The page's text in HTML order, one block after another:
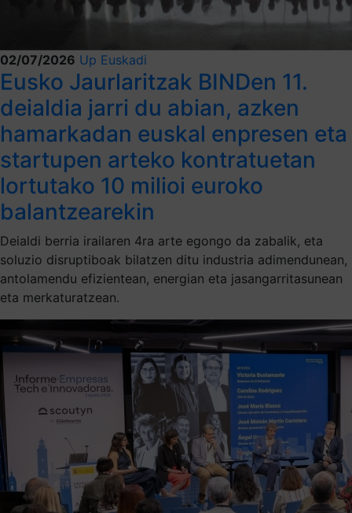
02/07/2026 Up Euskadi
Eusko Jaurlaritzak BINDen 11.
deialdia jarri du abian, azken
hamarkadan euskal enpresen eta
startupen arteko kontratuetan
lortutako 10 milioi euroko
balantzearekin
Deialdi berria irailaren 4ra arte egongo da zabalik, eta
soluzio disruptiboak bilatzen ditu industria adimendunean,
antolamendu efizientean, energian eta jasangarritasunean
eta merkaturatzean.